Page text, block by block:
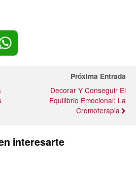
Próxima Entrada
Decorar Y Conseguir El
Equilibrio Emocional; La
Cromoterapia
interesarte